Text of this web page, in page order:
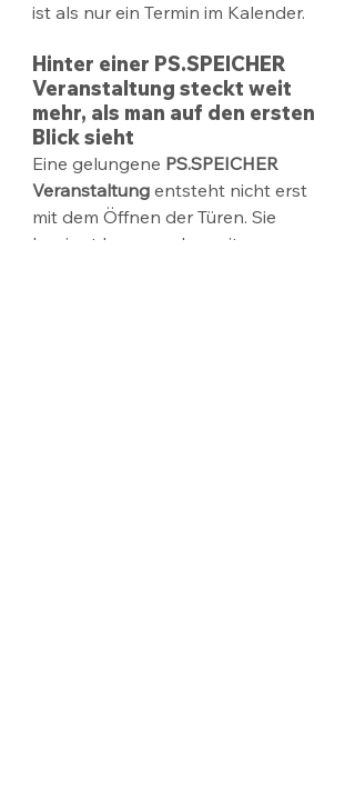
ist als nur ein Termin im Kalender.
Hinter einer PS.SPEICHER
Veranstaltung steckt weit
mehr, als man auf den ersten
Blick sieht
Eine gelungene PS.SPEICHER
Veranstaltung entsteht nicht erst
mit dem Öffnen der Türen. Sie
beginnt lange vorher mit